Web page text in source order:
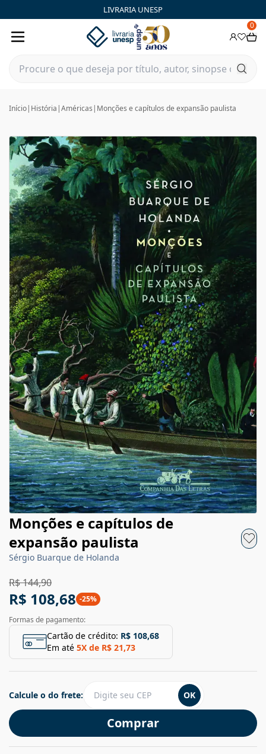
LIVRARIA UNESP
0
Início| História |Américas | Monções e capítulos de expansão paulista
Monções e capítulos de
expansão paulista
Sérgio Buarque de Holanda
R$ 144,90
R$ 108,68 -25%
Formas de pagamento:
Cartão de crédito: R$ 108,68
Em até 5X de R$ 21,73
Comprar
Calcule o do frete: OK